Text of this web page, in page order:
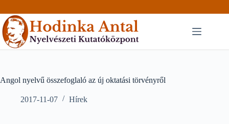
to
content
Angol nyelvű összefoglaló az új oktatási törvényről
2017-11-07 Hírek